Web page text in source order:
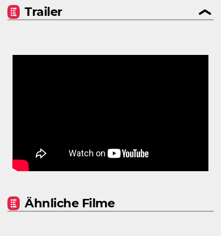
Trailer
Ähnliche Filme